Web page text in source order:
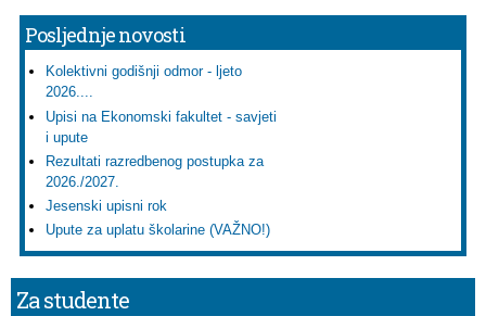
Posljednje novosti
Kolektivni godišnji odmor - ljeto
2026....
Upisi na Ekonomski fakultet - savjeti
i upute
Rezultati razredbenog postupka za
2026./2027.
Jesenski upisni rok
Upute za uplatu školarine (VAŽNO!)
Za studente